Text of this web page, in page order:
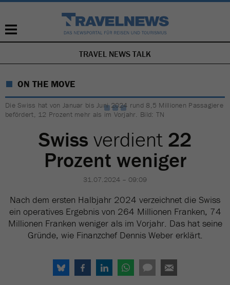
NAVIGATION
ÜBERSPRINGEN
TRAVEL NEWS TALK
ON THE MOVE
Die Swiss hat von Januar bis Juni 2024 rund 8,5 Millionen Passagiere
befördert, 12 Prozent mehr als im Vorjahr. Bild: TN
Swiss verdient 22
Prozent weniger
31.07.2024 – 09:09
Nach dem ersten Halbjahr 2024 verzeichnet die Swiss
ein operatives Ergebnis von 264 Millionen Franken, 74
Millionen Franken weniger als im Vorjahr. Das hat seine
Gründe, wie Finanzchef Dennis Weber erklärt.